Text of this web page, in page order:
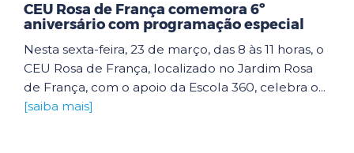
CEU Rosa de França comemora 6º
aniversário com programação especial
Nesta sexta-feira, 23 de março, das 8 às 11 horas, o
CEU Rosa de França, localizado no Jardim Rosa
de França, com o apoio da Escola 360, celebra o...
[saiba mais]